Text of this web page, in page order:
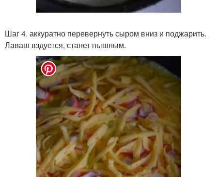
Шаг 4. аккуратно перевернуть сыром вниз и поджарить.
Лаваш вздуется, станет пышным.